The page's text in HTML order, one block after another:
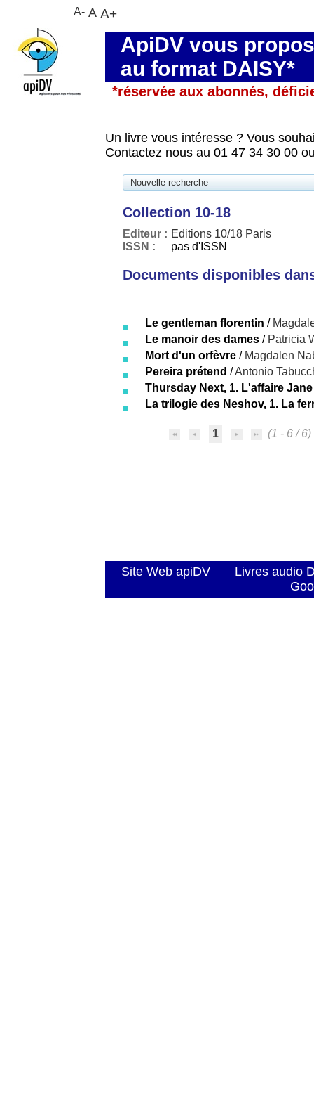
ApiDV vous
au format DAISY*
*réservée aux abonnés,
Un livre vous intéresse ? Vous
Contactez nous au 01 47 34 30 00
Nouvelle recherche
Collection 10-18
Editeur : Editions 10/18 Paris
ISSN :
pas d'ISSN
Documents disponibles
Le gentleman florentin /
Le manoir des dames / Patricia
Mort d'un orfèvre / Magdalen
Pereira prétend /Antonio
Thursday Next, 1. L'affaire
La trilogie des Neshov, 1. La
1 (1 - 6 / 6)
Site Web apiDV
Livres audio
A- A A+